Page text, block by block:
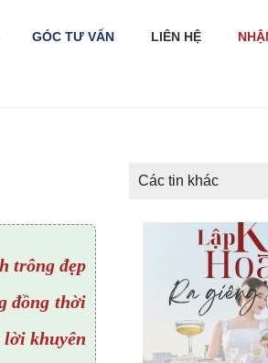
GÓC TƯ VẤN LIÊN HỆ
trông đẹp
đồng thời
lời khuyên
Các tin khác